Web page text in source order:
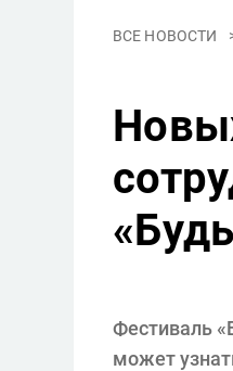
ВСЕ НОВОСТИ
Фестиваль
может